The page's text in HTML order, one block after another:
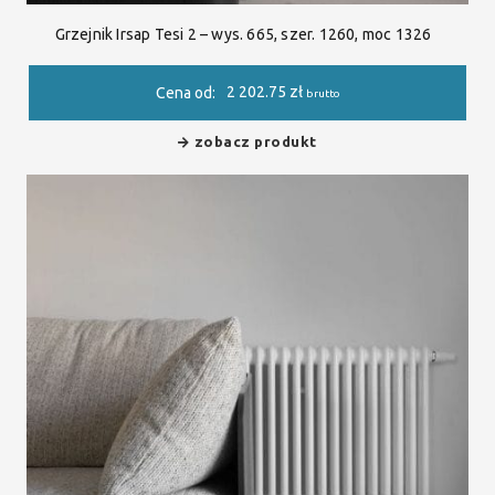
Grzejnik Irsap Tesi 2 – wys. 665, szer. 1260, moc 1326
Cena od: 2 202.75 zł brutto
zobacz produkt